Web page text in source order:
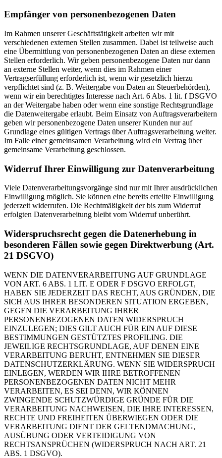
Empfänger von personenbezogenen Daten
Im Rahmen unserer Geschäftstätigkeit arbeiten wir mit
verschiedenen externen Stellen zusammen. Dabei ist teilweise auch
eine Übermittlung von personenbezogenen Daten an diese externen
Stellen erforderlich. Wir geben personenbezogene Daten nur dann
an externe Stellen weiter, wenn dies im Rahmen einer
Vertragserfüllung erforderlich ist, wenn wir gesetzlich hierzu
verpflichtet sind (z. B. Weitergabe von Daten an Steuerbehörden),
wenn wir ein berechtigtes Interesse nach Art. 6 Abs. 1 lit. f DSGVO
an der Weitergabe haben oder wenn eine sonstige Rechtsgrundlage
die Datenweitergabe erlaubt. Beim Einsatz von Auftragsverarbeitern
geben wir personenbezogene Daten unserer Kunden nur auf
Grundlage eines gültigen Vertrags über Auftragsverarbeitung weiter.
Im Falle einer gemeinsamen Verarbeitung wird ein Vertrag über
gemeinsame Verarbeitung geschlossen.
Widerruf Ihrer Einwilligung zur Datenverarbeitung
Viele Datenverarbeitungsvorgänge sind nur mit Ihrer ausdrücklichen
Einwilligung möglich. Sie können eine bereits erteilte Einwilligung
jederzeit widerrufen. Die Rechtmäßigkeit der bis zum Widerruf
erfolgten Datenverarbeitung bleibt vom Widerruf unberührt.
Widerspruchsrecht gegen die Datenerhebung in
besonderen Fällen sowie gegen Direktwerbung (Art.
21 DSGVO)
WENN DIE DATENVERARBEITUNG AUF GRUNDLAGE
VON ART. 6 ABS. 1 LIT. E ODER F DSGVO ERFOLGT,
HABEN SIE JEDERZEIT DAS RECHT, AUS GRÜNDEN, DIE
SICH AUS IHRER BESONDEREN SITUATION ERGEBEN,
GEGEN DIE VERARBEITUNG IHRER
PERSONENBEZOGENEN DATEN WIDERSPRUCH
EINZULEGEN; DIES GILT AUCH FÜR EIN AUF DIESE
BESTIMMUNGEN GESTÜTZTES PROFILING. DIE
JEWEILIGE RECHTSGRUNDLAGE, AUF DENEN EINE
VERARBEITUNG BERUHT, ENTNEHMEN SIE DIESER
DATENSCHUTZERKLÄRUNG. WENN SIE WIDERSPRUCH
EINLEGEN, WERDEN WIR IHRE BETROFFENEN
PERSONENBEZOGENEN DATEN NICHT MEHR
VERARBEITEN, ES SEI DENN, WIR KÖNNEN
ZWINGENDE SCHUTZWÜRDIGE GRÜNDE FÜR DIE
VERARBEITUNG NACHWEISEN, DIE IHRE INTERESSEN,
RECHTE UND FREIHEITEN ÜBERWIEGEN ODER DIE
VERARBEITUNG DIENT DER GELTENDMACHUNG,
AUSÜBUNG ODER VERTEIDIGUNG VON
RECHTSANSPRÜCHEN (WIDERSPRUCH NACH ART. 21
ABS. 1 DSGVO).